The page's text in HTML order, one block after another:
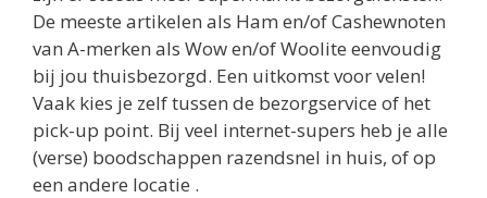
De meeste artikelen als Ham en/of Cashewnoten
van A-merken als Wow en/of Woolite eenvoudig
bij jou thuisbezorgd. Een uitkomst voor velen!
Vaak kies je zelf tussen de bezorgservice of het
pick-up point. Bij veel internet-supers heb je alle
(verse) boodschappen razendsnel in huis, of op
een andere locatie .